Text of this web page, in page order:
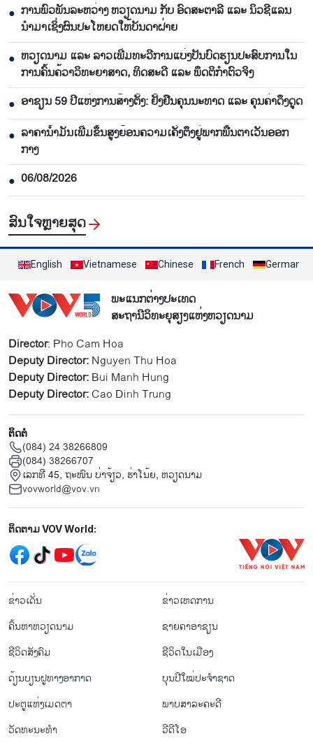
● ການ​ພົວ​ພັນ​ລະ​ຫວ່າງ ຫວຽດ​ນາມ ກັບ ອົດ​ສະ​ຕາ​ລີ ແລະ ນິວ​ຊີ​ແລນ
ນຳ​ມ​າ​ເຊິ່ງ​ຜົນ​ປະ​ໂຫຍດ​ໃຫ້​ບັນ​ດາ​ຝ່າຍ
● ຫວຽດ​ນາມ ແລະ ລາວ​ເພີ່ມ​ທະ​ວີ​ການ​ແບ່​ງ​ປັນ​ບົດ​ຮຽນ​ປະ​ສົບ​ການ​ໃນ​
ການ​ຄົ້ນ​ຄ້​ວາ​ວິ​ທະ​ຍາ​ສາດ, ທິດ​ສະ​ດີ ແລະ ພຶດ​ຕິ​ກຳຕົວ​ຈິງ
● ອາຊຽ​ນ 59 ປີ​ແຫ່ງ​ການ​ສ້າງ​ຕັ້ງ: ຢັ້ງ​ຢືນ​ຄຸນ​ນະ​ທາດ ແລະ ຄຸນ​ຄ່າ​ດຶງ​ດູດ
● ລາ​ຄາ​ນ້ຳ​ມັນ​ເພີ່ມ​ຂຶ້ນ​ສູງ​ຍ້ອນ​ຄວາມ​ເຄັ່ງ​ຕຶງ​ຢູ່​ພາກ​ພື້ນ​ຕາ​ເວັນ​ອອກ​
ກາງ
● 06/08/2026
ສົນ​ໃຈ​ຫຼາຍ​ສຸດ
English Vietnamese Chinese French German
ພະແນກຕ່າງປະເທດ
ສະຖານີວິທະຍຸສຽງແຫ່ງຫວຽດນາມ
Director: Pho Cam Hoa
Deputy Director:Nguyen Thu Hoa
Deputy Director:Bui Manh Hung
Deputy Director:Cao Dinh Trung
ຕິດຕໍ່
(084) 24 38266809
(084) 38266707
ເລກທີ 45, ຖະໜົນ ບ່າ​ຈ້ຽວ, ຮ່າ​ໂນ້ຍ, ຫວຽດນາມ
vovworld@vov.vn
Mạng xã hội
ຕິດຕາມ VOV World:
menu footer tiếng Lào
ຂ່າວເດັ່ນ
ຂ່າວເຫດການ
ຄົ້ນຫາຫວຽດນາມ
ຊາຍຄາອາຊຽນ
ຊີ​ວິດ​ສັງ​ຄົມ
ຊີ​ວິດ​ໃນ​ເມືອງ
ດ້ຽນບຽນ​ຝູທາງ​ອາກາດ
ບຸນປີໃໝ່ປະຈຳຊາດ
ປະຕູແຫ່ງເມດຕາ
ພາບສາລະຄະດີ
ວັດທະນະທໍາ
ວີດີໂອ